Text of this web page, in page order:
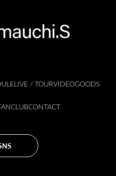
LIVE / TOURVIDEOGOODS
CONTACT